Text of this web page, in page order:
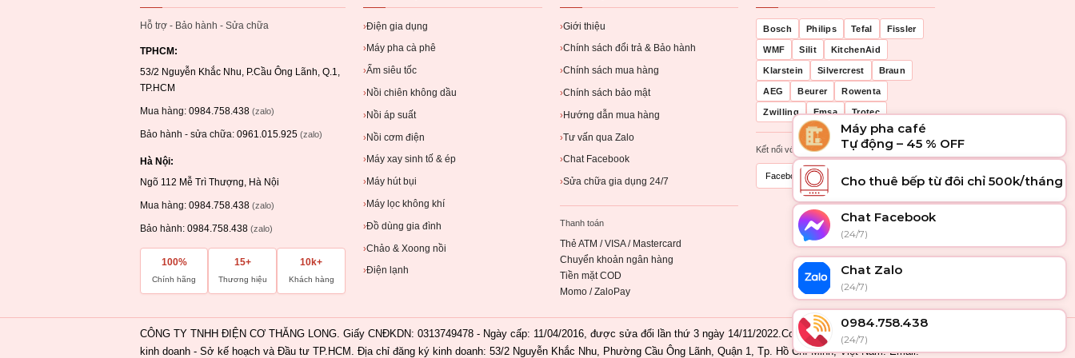
Hỗ trợ - Bảo hành - Sửa chữa
TPHCM:
53/2 Nguyễn Khắc Nhu, P.Cầu Ông Lãnh, Q.1,
TP.HCM
Mua hàng: 0984.758.438 (zalo)
Bảo hành - sửa chữa: 0961.015.925 (zalo)
Hà Nội:
Ngõ 112 Mễ Trì Thượng, Hà Nội
Mua hàng: 0984.758.438 (zalo)
Bảo hành: 0984.758.438 (zalo)
100%
Chính hãng
15+
Thương hiệu
10k+
Khách hàng
›Điện gia dụng
› Máy pha cà phê
›Ấm siêu tốc
› Nồi chiên không dầu
›Nồi áp suất
›Nồi cơm điện
› Máy xay sinh tố & ép
› Máy hút bụi
› Máy lọc không khí
›Đồ dùng gia đình
›Chảo & Xoong nồi
›Điện lạnh
›Giới thiệu
›Chính sách đổi trả & Bảo hành
›Chính sách mua hàng
›Chính sách bảo mật
›Hướng dẫn mua hàng
›Tư vấn qua Zalo
›Chat Facebook
›Sửa chữa gia dụng 24/7
Thanh toán
Thẻ ATM / VISA / Mastercard
Chuyển khoản ngân hàng
Tiền mặt COD
Momo / ZaloPay
Bosch Philips Tefal Fissler
WMF Silit KitchenAid
Klarstein Silvercrest Braun
AEG Beurer Rowenta
Zwilling Emsa Trotec
Kết nối với chúng tôi
Facebook
CÔNG TY TNHH ĐIỆN CƠ THĂNG LONG. Giấy CNĐKDN: 0313749478 - Ngày cấp: 11/04/2016, được sửa đổi lần thứ 3 ngày 14/11/2022.Cơ quan cấp: Phòng Đăng ký
kinh doanh - Sở kế hoạch và Đầu tư TP.HCM. Địa chỉ đăng ký kinh doanh: 53/2 Nguyễn Khắc Nhu, Phường Cầu Ông Lãnh, Quận 1, Tp. Hồ Chí Minh, Việt Nam. Email:
Máy pha café
Tự động – 45 % OFF
Cho thuê bếp từ đôi chỉ 500k/tháng
Chat Facebook
(24/7)
Chat Zalo
(24/7)
0984.758.438
(24/7)